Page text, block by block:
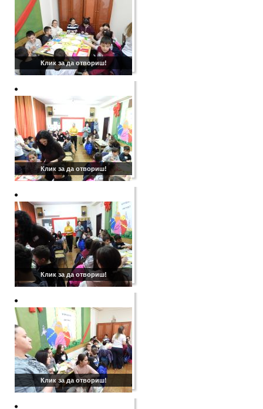
Клик за да отвориш!
Клик за да отвориш!
Клик за да отвориш!
Клик за да отвориш!